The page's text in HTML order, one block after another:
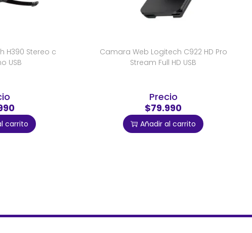
H390 Stereo c
USB
carrito
Camara Web Logitech C922 HD Pro
Stream Full HD USB
Precio
$79.990
Añadir al carrito